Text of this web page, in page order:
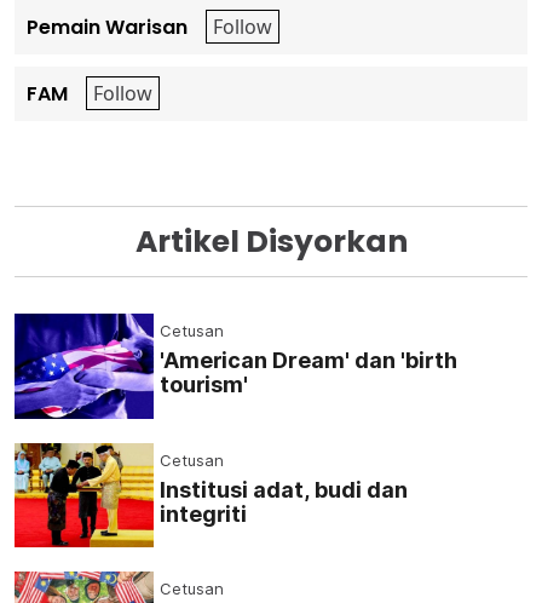
Pemain Warisan
FAM
Artikel Disyorkan
Cetusan
'American Dream' dan 'birth
tourism'
Cetusan
Institusi adat, budi dan
integriti
Cetusan